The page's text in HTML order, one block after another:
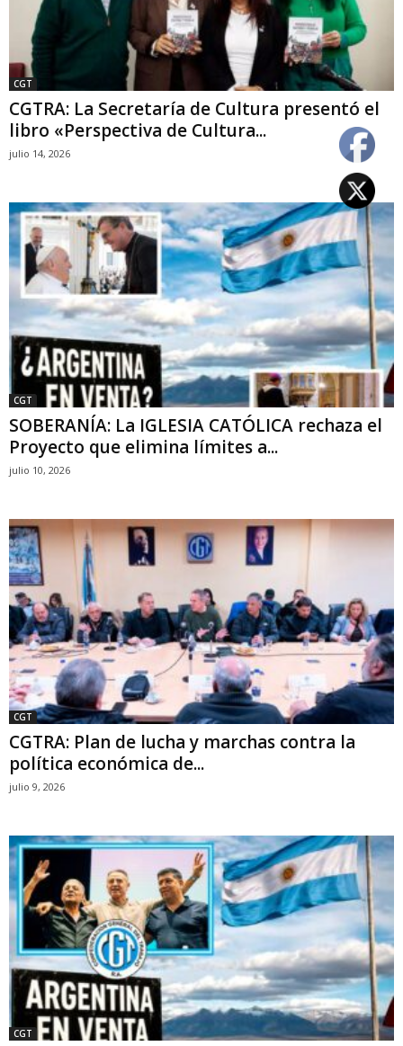
CGT
CGTRA: La Secretaría de Cultura presentó el
libro «Perspectiva de Cultura...
julio 14, 2026
CGT
SOBERANÍA: La IGLESIA CATÓLICA rechaza el
Proyecto que elimina límites a...
julio 10, 2026
CGT
CGTRA: Plan de lucha y marchas contra la
política económica de...
julio 9, 2026
CGT